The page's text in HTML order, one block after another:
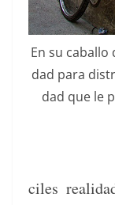
En su
dad para
dad que le
ciles